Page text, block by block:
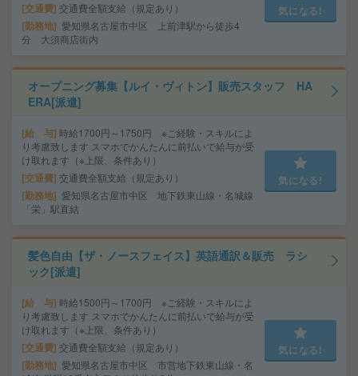
交通費 交通費全額支給（規定あり）
勤務地 愛知県名古屋市中区 上前津駅から徒歩4
分 大須商店街内
気になる!
オープニング募集【ルイ・ヴィトン】販売スタッフ HA
ERA[派遣]
給 与 時給1700円～1750円 ※ご経験・スキルによ
り考慮致します スマホでかんたんに前払いで給与が受
け取れます（※上限、条件あり）
交通費 交通費全額支給（規定あり）
勤務地 愛知県名古屋市中区 地下鉄東山線・名城線
「栄」駅直結
気になる!
髪色自由【ザ・ノースフェイス】英語通訳＆販売 ラシ
ック[派遣]
給 与 時給1500円～1700円 ※ご経験・スキルによ
り考慮致します スマホでかんたんに前払いで給与が受
け取れます（※上限、条件あり）
交通費 交通費全額支給（規定あり）
勤務地 愛知県名古屋市中区 市営地下鉄東山線・名
気になる!